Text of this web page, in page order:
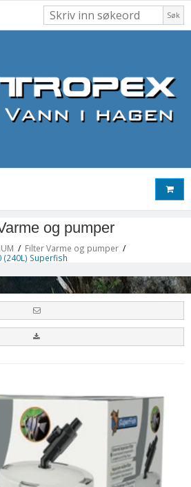
Søk
og pumper
/ Filter Varme og pumper /
(240L) Superfish